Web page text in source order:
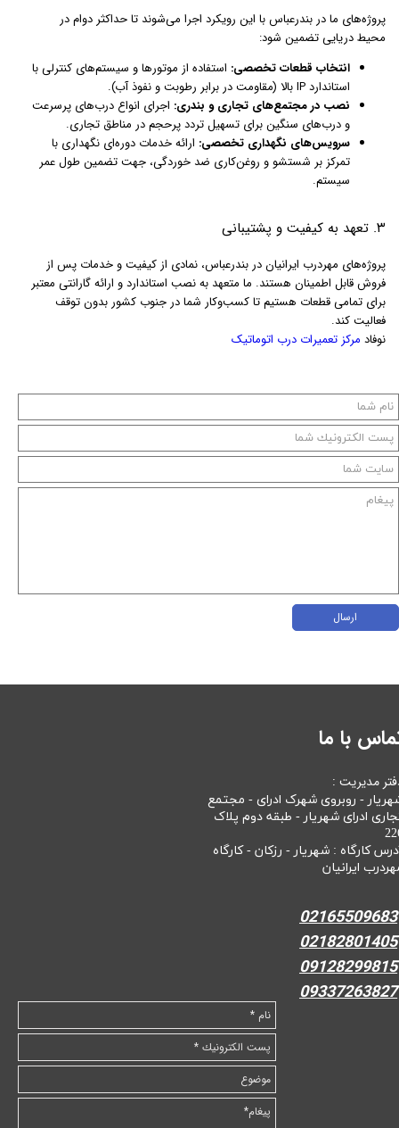
پروژه‌های ما در بندرعباس با این رویکرد اجرا می‌شوند تا حداکثر دوام در
محیط دریایی تضمین شود:
انتخاب قطعات تخصصی: استفاده از موتورها و سیستم‌های کنترلی با
استاندارد IP بالا (مقاومت در برابر رطوبت و نفوذ آب).
نصب در مجتمع‌های تجاری و بندری: اجرای انواع درب‌های پرسرعت
و درب‌های سنگین برای تسهیل تردد پرحجم در مناطق تجاری.
سرویس‌های نگهداری تخصصی: ارائه خدمات دوره‌ای نگهداری با
تمرکز بر شستشو و روغن‌کاری ضد خوردگی، جهت تضمین طول عمر
سیستم.
۳. تعهد به کیفیت و پشتیبانی
پروژه‌های مهردرب ایرانیان در بندرعباس، نمادی از کیفیت و خدمات پس از
فروش قابل اطمینان هستند. ما متعهد به نصب استاندارد و ارائه گارانتی معتبر
برای تمامی قطعات هستیم تا کسب‌وکار شما در جنوب کشور بدون توقف
فعالیت کند.
نوفاد مرکز تعمیرات درب اتوماتیک
ارسال
با ما
مدیریت :
- روبروی شهرک ادرای - مجتمع
ادرای شهریار - طبقه دوم پلاک
کارگاه : شهریار - رزکان - کارگاه
ایرانیان
02165509683
02182801405
09128299815
09337263827